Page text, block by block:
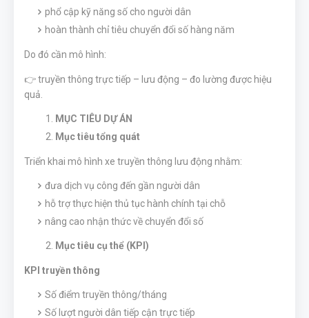
phổ cập kỹ năng số cho người dân
hoàn thành chỉ tiêu chuyển đổi số hàng năm
Do đó cần mô hình:
👉 truyền thông trực tiếp – lưu động – đo lường được hiệu
quả.
MỤC TIÊU DỰ ÁN
Mục tiêu tổng quát
Triển khai mô hình xe truyền thông lưu động nhằm:
đưa dịch vụ công đến gần người dân
hỗ trợ thực hiện thủ tục hành chính tại chỗ
nâng cao nhận thức về chuyển đổi số
Mục tiêu cụ thể (KPI)
KPI truyền thông
Số điểm truyền thông/tháng
Số lượt người dân tiếp cận trực tiếp